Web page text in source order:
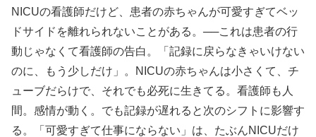
NICUの看護師だけど、患者の赤ちゃんが可愛すぎてベッ
ドサイドを離れられないことがある。──これは患者の行
動じゃなくて看護師の告白。「記録に戻らなきゃいけない
のに、もう少しだけ」。NICUの赤ちゃんは小さくて、チ
ューブだらけで、それでも必死に生きてる。看護師も人
間。感情が動く。でも記録が遅れると次のシフトに影響す
る。「可愛すぎて仕事にならない」は、たぶんNICUだけ